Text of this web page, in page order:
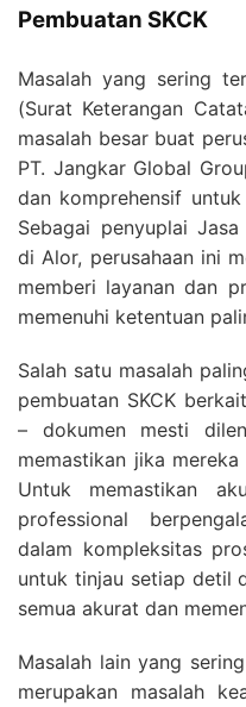
Pembuatan SKCK
Masalah yang sering
(Surat Keterangan
masalah besar buat
PT. Jangkar Global
dan komprehensif
Sebagai penyuplai
di Alor, perusahaan ini
memberi layanan dan
memenuhi ketentuan
Salah satu masalah
pembuatan SKCK
– dokumen mesti
memastikan jika
Untuk memastikan
professional
dalam kompleksitas
untuk tinjau setiap detil
semua akurat dan
Masalah lain yang
merupakan masalah